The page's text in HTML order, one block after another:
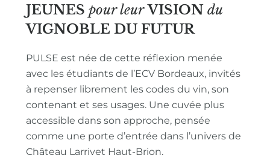
JEUNES pour leur VISION du
VIGNOBLE DU FUTUR
PULSE est née de cette réflexion menée
avec les étudiants de l’ECV Bordeaux, invités
à repenser librement les codes du vin, son
contenant et ses usages. Une cuvée plus
accessible dans son approche, pensée
comme une porte d’entrée dans l’univers de
Château Larrivet Haut-Brion.